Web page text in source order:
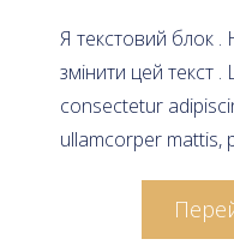
Я текстовий блок .
змінити цей текст
consectetur
ullamcorper mattis,